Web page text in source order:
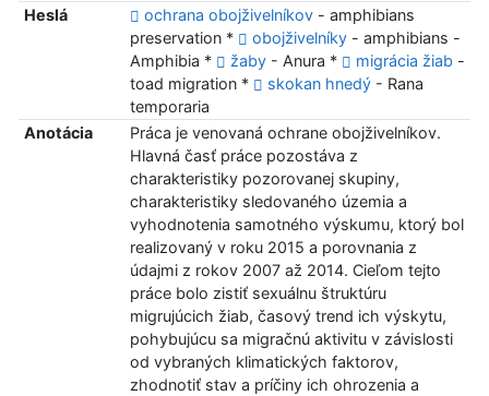
Heslá
ochrana obojživelníkov- amphibians
preservation *
obojživelníky- amphibians -
Amphibia *
žaby- Anura * migrácia žiab-
toad migration *
skokan hnedý- Rana
temporaria
Anotácia
Práca je venovaná ochrane obojživelníkov.
Hlavná časť práce pozostáva z
charakteristiky pozorovanej skupiny,
charakteristiky sledovaného územia a
vyhodnotenia samotného výskumu, ktorý bol
realizovaný v roku 2015 a porovnania z
údajmi z rokov 2007 až 2014. Cieľom tejto
práce bolo zistiť sexuálnu štruktúru
migrujúcich žiab, časový trend ich výskytu,
pohybujúcu sa migračnú aktivitu v závislosti
od vybraných klimatických faktorov,
zhodnotiť stav a príčiny ich ohrozenia a